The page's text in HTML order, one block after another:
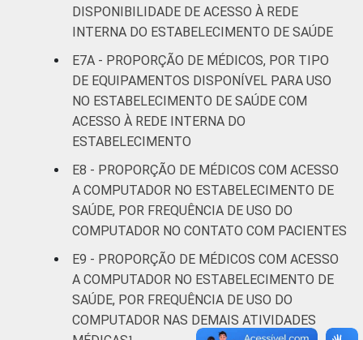
DISPONIBILIDADE DE ACESSO À REDE
INTERNA DO ESTABELECIMENTO DE SAÚDE
E7A - PROPORÇÃO DE MÉDICOS, POR TIPO
DE EQUIPAMENTOS DISPONÍVEL PARA USO
NO ESTABELECIMENTO DE SAÚDE COM
ACESSO À REDE INTERNA DO
ESTABELECIMENTO
E8 - PROPORÇÃO DE MÉDICOS COM ACESSO
A COMPUTADOR NO ESTABELECIMENTO DE
SAÚDE, POR FREQUÊNCIA DE USO DO
COMPUTADOR NO CONTATO COM PACIENTES
E9 - PROPORÇÃO DE MÉDICOS COM ACESSO
A COMPUTADOR NO ESTABELECIMENTO DE
SAÚDE, POR FREQUÊNCIA DE USO DO
COMPUTADOR NAS DEMAIS ATIVIDADES